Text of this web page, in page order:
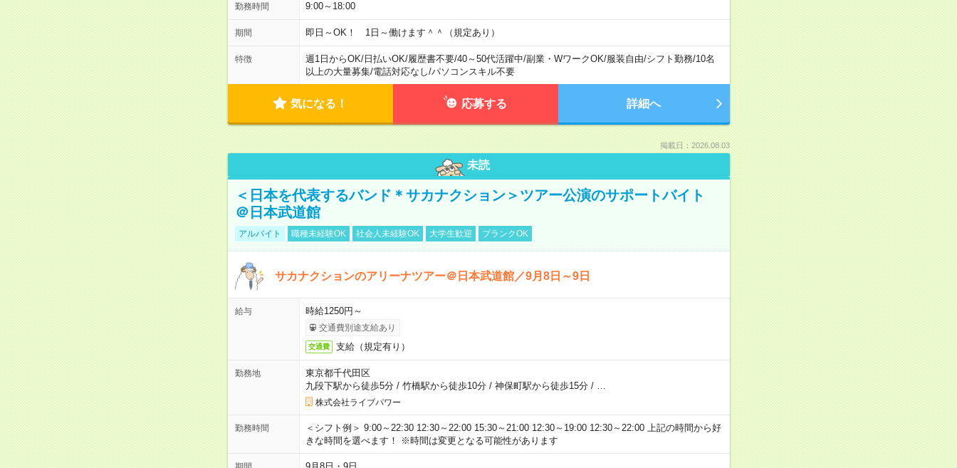
勤務時間 9:00～18:00
期間 即日～OK！ 1日～働けます＾＾（規定あり）
特徴 週1日からOK/日払いOK/履歴書不要/40～50代活躍中/副業・WワークOK/服装自由/シフト勤務/10名
以上の大量募集/電話対応なし/パソコンスキル不要
気になる！ 応募する 詳細へ
掲載日：2026.08.03
未読
＜日本を代表するバンド＊サカナクション＞ツアー公演のサポートバイト
＠日本武道館
アルバイト 職種未経験OK 社会人未経験OK 大学生歓迎 ブランクOK
サカナクションのアリーナツアー＠日本武道館／9月8日～9日
給与 時給1250円～
交通費別途支給あり
交通費 支給（規定有り）
勤務地
東京都千代田区
九段下駅から徒歩5分/ 竹橋駅から徒歩10分/ 神保町駅から徒歩15分/
株式会社ライブパワー
勤務時間
＜シフト例＞ 9:00～22:30 12:30～22:00 15:30～21:00 12:30～19:00 12:30～22:00 上記の時間から好
きな時間を選べます！ ※時間は変更となる可能性があります